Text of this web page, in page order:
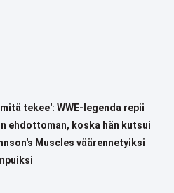
tekee': WWE-legenda repii
ehdottoman, koska hän kutsui
Muscles väärennetyiksi